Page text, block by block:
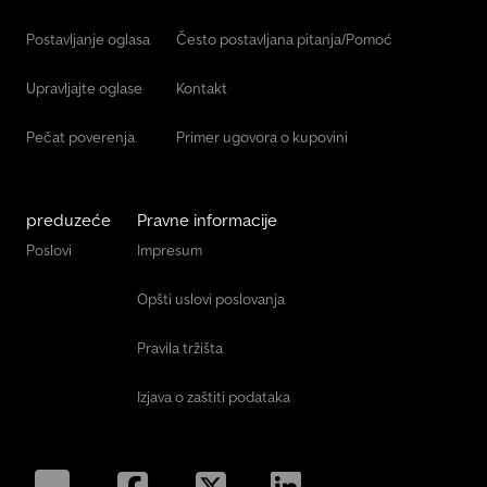
Postavljanje oglasa
Upravljajte oglase
Pečat poverenja
Često postavljana pitanja/Pomoć
Kontakt
Primer ugovora o kupovini
preduzeće
Poslovi
Pravne informacije
Impresum
Opšti uslovi poslovanja
Pravila tržišta
Izjava o zaštiti podataka